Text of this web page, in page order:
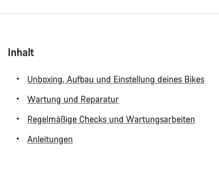
Inhalt
Unboxing, Aufbau und Einstellung deines Bikes
Wartung und Reparatur
Regelmäßige Checks und Wartungsarbeiten
Anleitungen